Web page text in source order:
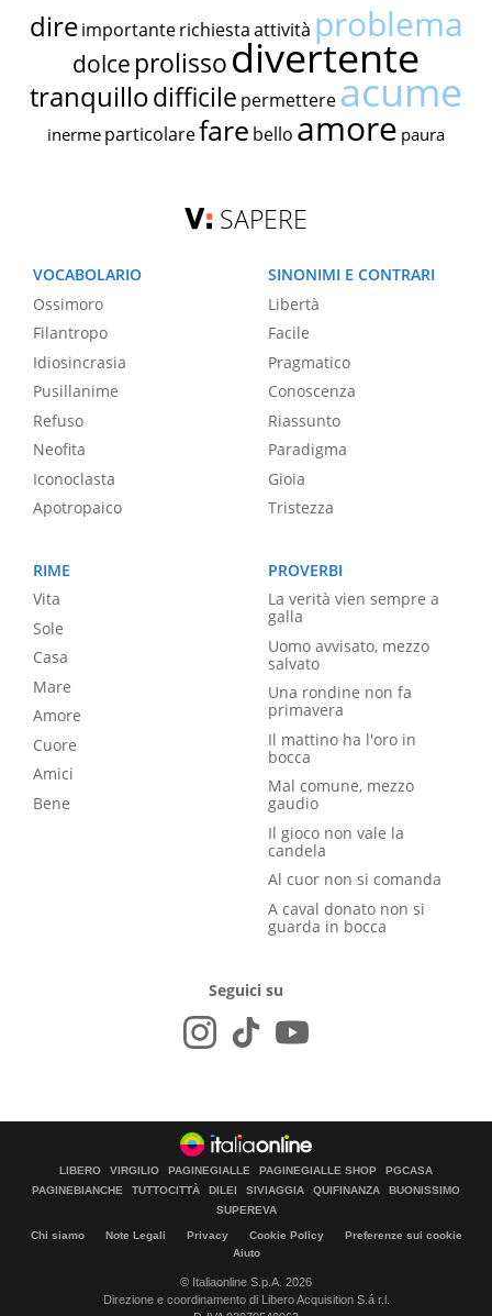
dire importante richiestaattività problema
dolce prolissodivertente
tranquillodifficile permettereacume
inerme particolarefare bello amore paura
SAPERE
VOCABOLARIO
Ossimoro
Filantropo
Idiosincrasia
Pusillanime
Refuso
Neofita
Iconoclasta
Apotropaico
SINONIMI E CONTRARI
Libertà
Facile
Pragmatico
Conoscenza
Riassunto
Paradigma
Gioia
Tristezza
RIME
Vita
Sole
Casa
Mare
Amore
Cuore
Amici
Bene
PROVERBI
La verità vien sempre a
galla
Uomo avvisato, mezzo
salvato
Una rondine non fa
primavera
Il mattino ha l'oro in
bocca
Mal comune, mezzo
gaudio
Il gioco non vale la
candela
Al cuor non si comanda
A caval donato non si
guarda in bocca
Seguici su
LIBERO VIRGILIO PAGINEGIALLE PAGINEGIALLE SHOP
PGCASA
PAGINEBIANCHE
TUTTOCITTÀ DILEI SIVIAGGIA QUIFINANZA
BUONISSIMO
SUPEREVA
Chi siamo Note Legali Privacy Cookie Policy
Preferenze sui cookie
Aiuto
© Italiaonline S.p.A. 2026
Direzione e coordinamento di Libero Acquisition S.á r.l.